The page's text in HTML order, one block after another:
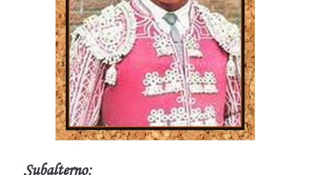
Subalterno: